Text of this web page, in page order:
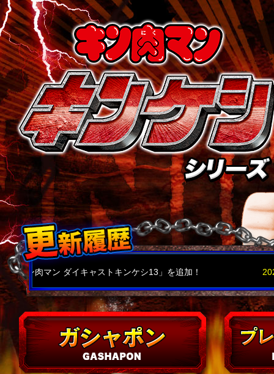
ン肉マン ダイキャストキンケシ13」を追加！